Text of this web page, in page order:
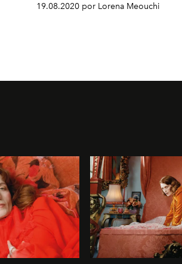
19.08.2020 por Lorena Meouchi